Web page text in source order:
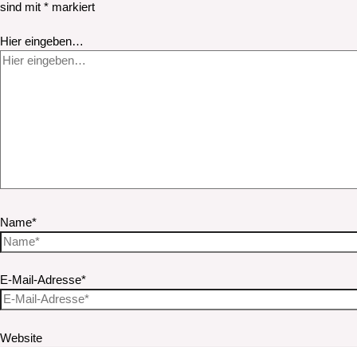
sind mit * markiert
Hier eingeben…
Name*
E-Mail-Adresse*
Website